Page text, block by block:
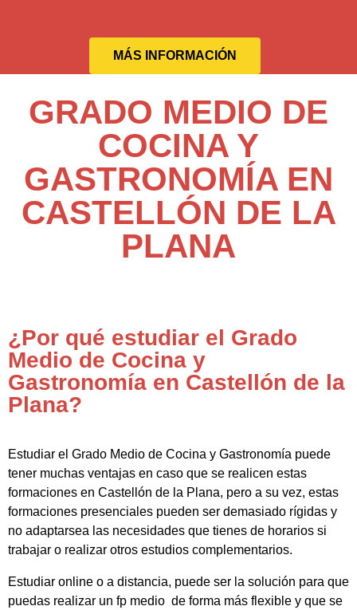
MÁS INFORMACIÓN
GRADO MEDIO DE
COCINA Y
GASTRONOMÍA EN
CASTELLÓN DE LA
PLANA
¿Por qué estudiar el Grado
Medio de Cocina y
Gastronomía en Castellón de la
Plana?
Estudiar el Grado Medio de Cocina y Gastronomía puede
tener muchas ventajas en caso que se realicen estas
formaciones en Castellón de la Plana, pero a su vez, estas
formaciones presenciales pueden ser demasiado rígidas y
no adaptarsea las necesidades que tienes de horarios si
trabajar o realizar otros estudios complementarios.
Estudiar online o a distancia, puede ser la solución para que
puedas realizar un fp medio de forma más flexible y que se